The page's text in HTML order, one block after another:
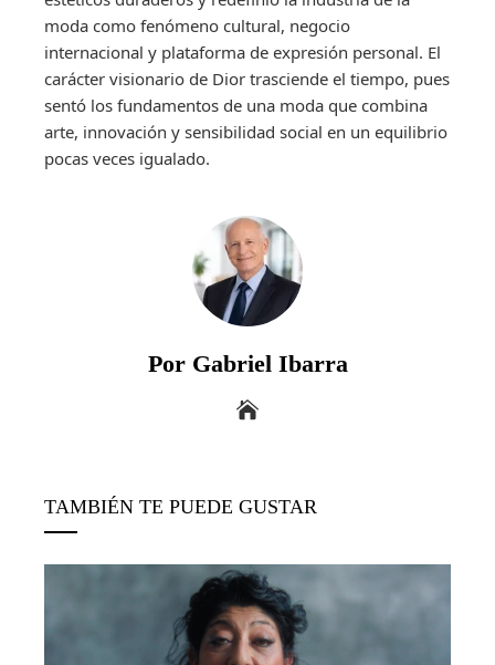
moda como fenómeno cultural, negocio
internacional y plataforma de expresión personal. El
carácter visionario de Dior trasciende el tiempo, pues
sentó los fundamentos de una moda que combina
arte, innovación y sensibilidad social en un equilibrio
pocas veces igualado.
Por Gabriel Ibarra
TAMBIÉN TE PUEDE GUSTAR